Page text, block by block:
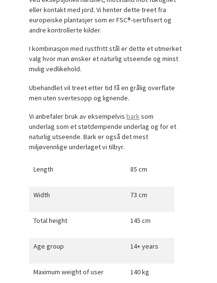
eller kontakt med jord. Vi henter dette treet fra
europeiske plantasjer som er FSC®-sertifisert og
andre kontrollerte kilder.
I kombinasjon med rustfritt stål er dette et utmerket
valg hvor man ønsker et naturlig utseende og minst
mulig vedlikehold.
Ubehandlet vil treet etter tid få en grålig overflate
men uten svertesopp og lignende.
Vi anbefaler bruk av eksempelvisbarksom
underlag som et støtdempende underlag og for et
naturlig utseende. Bark er også det mest
miljøvennlige underlaget vi tilbyr.
Length 85 cm
Width 73 cm
Total height 145 cm
Age group 14+ years
Maximum weight of user 140 kg